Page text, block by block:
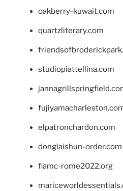
oakberry-kuwait.com
quartzliterary.com
studiopiattellina.com
elpatronchardon.com
donglaishun-order.com
fiamc-rome2022.org